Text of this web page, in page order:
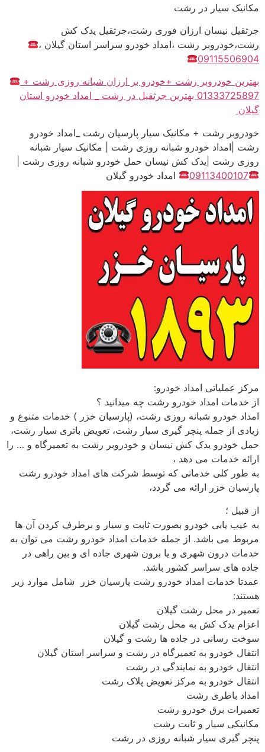
مکانیک سیار در رشت
جرثقیل نیسان ارزان فوری رشت،جرثقیل یدک کش
رشت،خودروبر رشت ،امداد خودرو سراسر استان گیلان ،
09115506904
بهترین خودروبر رشت +خودرو بر ارزان شبانه روزی رشت +
01333725897 بهترین جرثقیل در رشت _ امداد خودرو استان
گیلان
خودروبر رشت + مکانیک سیار پارسیان رشت _امداد خودرو
رشت |امداد خودرو شبانه روزی رشت | مکانیک سیار شبانه
روزی رشت |یدک کش نیسان حمل خودرو شبانه روزی رشت |
09113400107
امداد خودرو گیلان
مرکز عملیاتی امداد خودرو:
از خدمات امداد خودرو رشت چه میدانید ؟
امداد خودرو شبانه روزی رشت، (پارسیان خزر ) خدمات متنوع و
زیادی از جمله پنچر گیری سیار رشت، تعویض باتری سیار رشت،
حمل خودرو یدک کش نیسان و خودروبر رشت به تعمیرگاه و … را
ارائه خدمات می دهد ،
به طور کلی خدماتی که توسط شرکت های امداد خودرو رشت
پارسیان خزر ارائه می گردد،
از قبیل ؛
به عیب یابی خودرو بصورت ثابت و سیار و برطرف کردن آن ها
مربوط می باشد. از جمله خدمات امداد خودرو رشت می توان به
خدمات درون شهری و یا برون شهری جاده ای و بین راهی در
جاده های سراسر کشور باشد.
عمدتا خدمات امداد خودرو رشت پارسیان خزر شامل موارد زیر
هستند:
تعمیر در محل رشت گیلان
اعزام یدک کش به محل رشت گیلان
سوخت رسانی در جاده ها رشت و گیلان
انتقال خودرو به تعمیرگاه در رشت و سراسر استان گیلان
انتقال خودرو به نمایندگی در رشت
انتقال خودرو به مرکز تعویض پلاک رشت
امداد باطری رشت
تعمیرات برق خودرو رشت
مکانیکی سیار و ثابت رشت
پنچر گیری سیار شبانه روزی در رشت